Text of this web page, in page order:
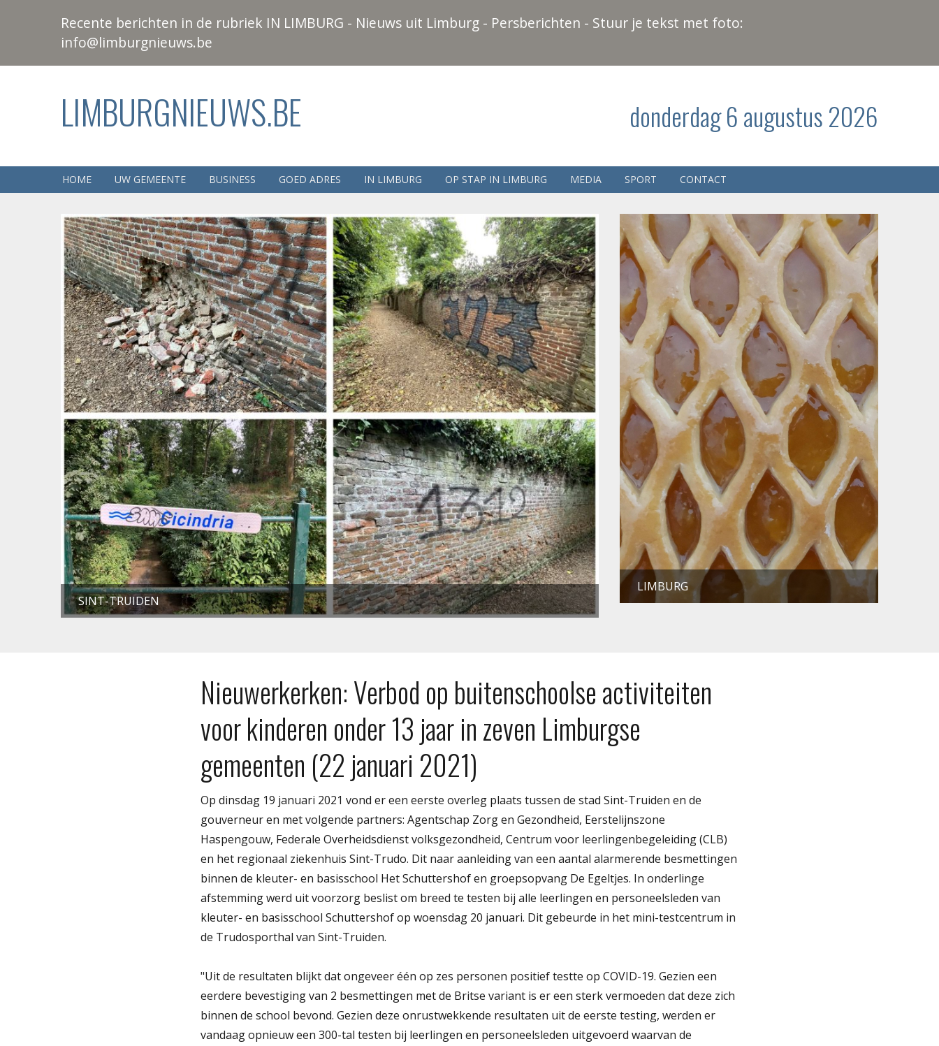
Recente berichten in de rubriek IN LIMBURG - Nieuws uit Limburg - Persberichten - Stuur je tekst met foto:
info@limburgnieuws.be
LIMBURGNIEUWS.BE donderdag 6 augustus 2026
HOME UW GEMEENTE BUSINESS GOED ADRES IN LIMBURG OP STAP IN LIMBURG MEDIA SPORT CONTACT
SINT-TRUIDEN
LIMBURG
Nieuwerkerken: Verbod op buitenschoolse activiteiten
voor kinderen onder 13 jaar in zeven Limburgse
gemeenten (22 januari 2021)
Op dinsdag 19 januari 2021 vond er een eerste overleg plaats tussen de stad Sint-Truiden en de
gouverneur en met volgende partners: Agentschap Zorg en Gezondheid, Eerstelijnszone
Haspengouw, Federale Overheidsdienst volksgezondheid, Centrum voor leerlingenbegeleiding (CLB)
en het regionaal ziekenhuis Sint-Trudo. Dit naar aanleiding van een aantal alarmerende besmettingen
binnen de kleuter- en basisschool Het Schuttershof en groepsopvang De Egeltjes. In onderlinge
afstemming werd uit voorzorg beslist om breed te testen bij alle leerlingen en personeelsleden van
kleuter- en basisschool Schuttershof op woensdag 20 januari. Dit gebeurde in het mini-testcentrum in
de Trudosporthal van Sint-Truiden.
"Uit de resultaten blijkt dat ongeveer één op zes personen positief testte op COVID-19. Gezien een
eerdere bevestiging van 2 besmettingen met de Britse variant is er een sterk vermoeden dat deze zich
binnen de school bevond. Gezien deze onrustwekkende resultaten uit de eerste testing, werden er
vandaag opnieuw een 300-tal testen bij leerlingen en personeelsleden uitgevoerd waarvan de